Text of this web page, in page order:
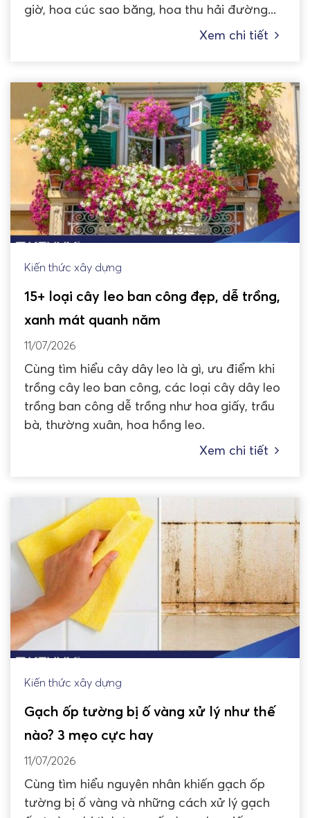
giờ, hoa cúc sao băng, hoa thu hải đường...
Xem chi tiết
Kiến thức xây dựng
15+ loại cây leo ban công đẹp, dễ trồng,
xanh mát quanh năm
11/07/2026
Cùng tìm hiểu cây dây leo là gì, ưu điểm khi
trồng cây leo ban công, các loại cây dây leo
trồng ban công dễ trồng như hoa giấy, trầu
bà, thường xuân, hoa hồng leo.
Xem chi tiết
Kiến thức xây dựng
Gạch ốp tường bị ố vàng xử lý như thế
nào? 3 mẹo cực hay
11/07/2026
Cùng tìm hiểu nguyên nhân khiến gạch ốp
tường bị ố vàng và những cách xử lý gạch